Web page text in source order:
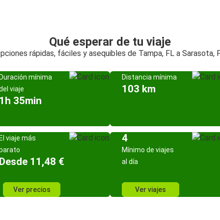
Qué esperar de tu viaje
rápidas, fáciles y asequibles de Tampa, FL a Sarasota,
mínima
viaje
35min
Distancia mínima
103 km
viaje más
11,48 €
Ver precios
4
Mínimo de viajes
al día
Ver viajes